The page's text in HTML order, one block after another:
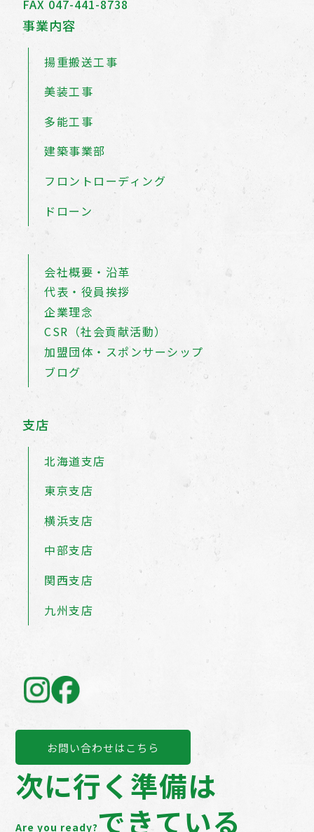
FAX 047-441-8738
事業内容
揚重搬送工事
美装工事
多能工事
建築事業部
フロントローディング
ドローン
会社概要・沿革
代表・役員挨拶
企業理念
CSR（社会貢献活動）
加盟団体・スポンサーシップ
ブログ
支店
北海道支店
東京支店
横浜支店
中部支店
関西支店
九州支店
次に行く準備は
できている
Are you ready?
お問い合わせはこちら